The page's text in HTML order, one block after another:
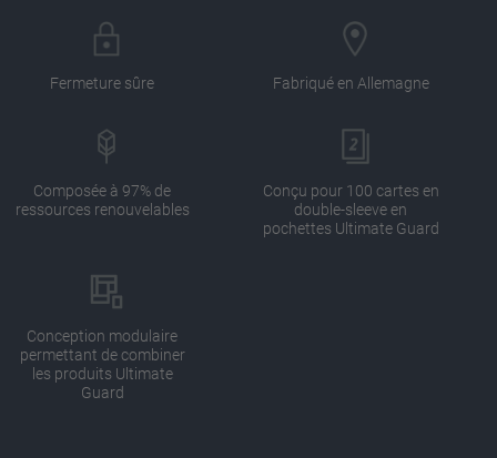
Fermeture sûre Fabriqué en Allemagne
Composée à 97% de
ressources renouvelables
Conçu pour 100 cartes en
double-sleeve en
pochettes Ultimate Guard
Conception modulaire
permettant de combiner
les produits Ultimate
Guard